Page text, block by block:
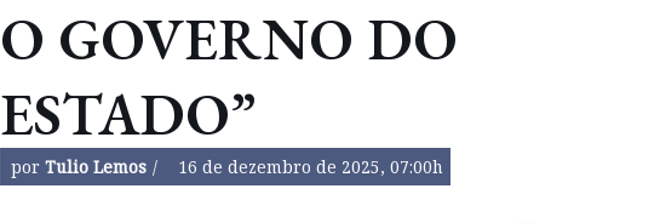
O GOVERNO DO
ESTADO”
por Tulio Lemos 16 de dezembro de 2025, 07:00h